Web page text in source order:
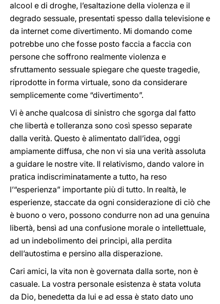
alcool e di droghe, l’esaltazione della violenza e il
degrado sessuale, presentati spesso dalla televisione e
da internet come divertimento. Mi domando come
potrebbe uno che fosse posto faccia a faccia con
persone che soffrono realmente violenza e
sfruttamento sessuale spiegare che queste tragedie,
riprodotte in forma virtuale, sono da considerare
semplicemente come “divertimento”.
Vi è anche qualcosa di sinistro che sgorga dal fatto
che libertà e tolleranza sono così spesso separate
dalla verità. Questo è alimentato dall’idea, oggi
ampiamente diffusa, che non vi sia una verità assoluta
a guidare le nostre vite. Il relativismo, dando valore in
pratica indiscriminatamente a tutto, ha reso
l’“esperienza” importante più di tutto. In realtà, le
esperienze, staccate da ogni considerazione di ciò che
è buono o vero, possono condurre non ad una genuina
libertà, bensì ad una confusione morale o intellettuale,
ad un indebolimento dei principi, alla perdita
dell’autostima e persino alla disperazione.
Cari amici, la vita non è governata dalla sorte, non è
casuale. La vostra personale esistenza è stata voluta
da Dio, benedetta da lui e ad essa è stato dato uno